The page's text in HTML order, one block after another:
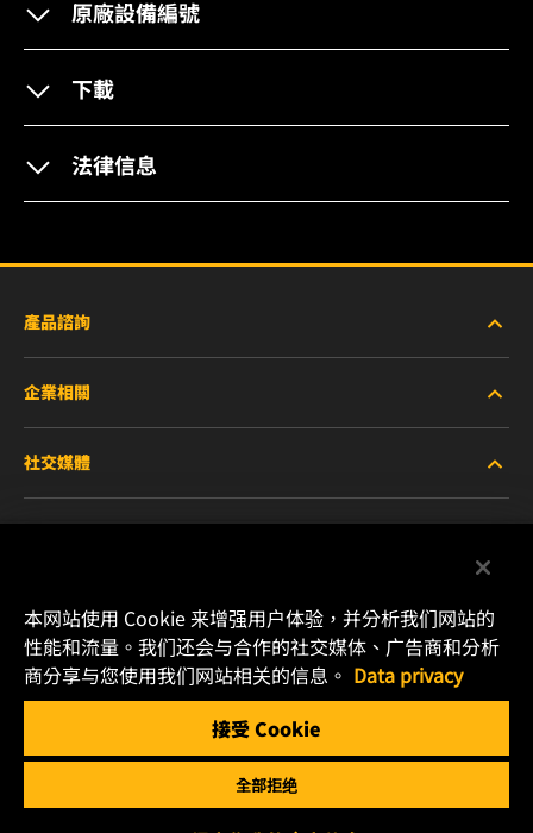
原廠設備編號
下載
法律信息
產品諮詢
重型設備車輛
小客車與商用車
企業相關
關於WIX
聯絡我們
職涯發展
社交媒體
Instagram
YouTube
本网站使用 Cookie 来增强用户体验，并分析我们网站的
性能和流量。我们还会与合作的社交媒体、广告商和分析
商分享与您使用我们网站相关的信息。 Data privacy
接受 Cookie
全部拒绝